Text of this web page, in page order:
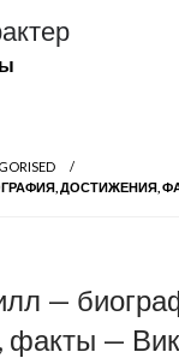
ДОСТИЖЕНИЯ,
—
факты —